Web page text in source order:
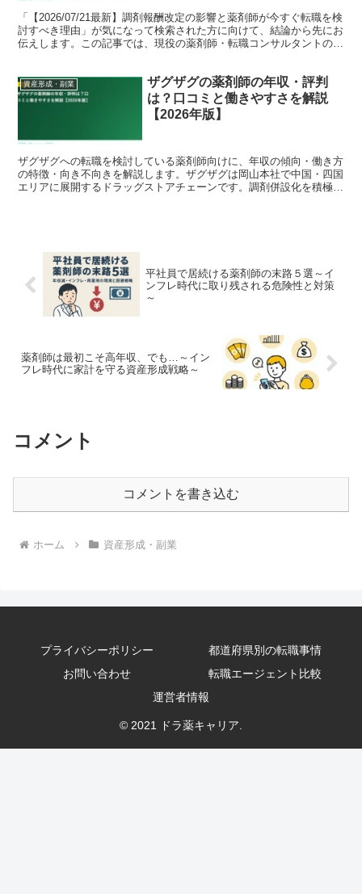
「【2026/07/21最新】調剤報酬改定の影響と薬剤師が今すぐ転職を検
討すべき理由」が気になって検索された方に向けて、結論から先にお
伝えします。この記事では、現役の薬剤師・転職コンサルタントの視
資産形成・副業
ザグザグの薬剤師の年収・評判
は？口コミと働きやすさを解説
【2026年版】
ザグザグへの転職を検討している薬剤師向けに、年収の傾向・働き方
の特徴・向き不向きを解説します。ザグザグは岡山本社で中国・四国
エリアに展開するドラッグストアチェーンです。調剤併設化を積極的
平社員で居続ける薬剤師の末路５選～イ
ンフレ時代に取り残される危険性と対策
～
薬剤師は最初こそ高年収、でも…～イン
フレ時代に家計を守る資産形成戦略～
コメント
コメントを書き込む
ホーム 資産形成・副業
プライバシーポリシー
都道府県別の転職事情
お問い合わせ
転職エージェント比較
運営者情報
© 2021 ドラ薬キャリア.